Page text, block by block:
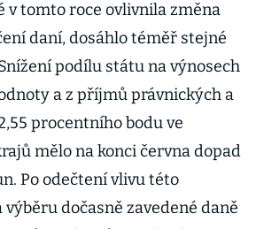
v tomto roce ovlivnila změna
daní, dosáhlo téměř stejné
podílu státu na výnosech
a z příjmů právnických a
procentního bodu ve
mělo na konci června dopad
Po odečtení vlivu této
výběru dočasně zavedené daně